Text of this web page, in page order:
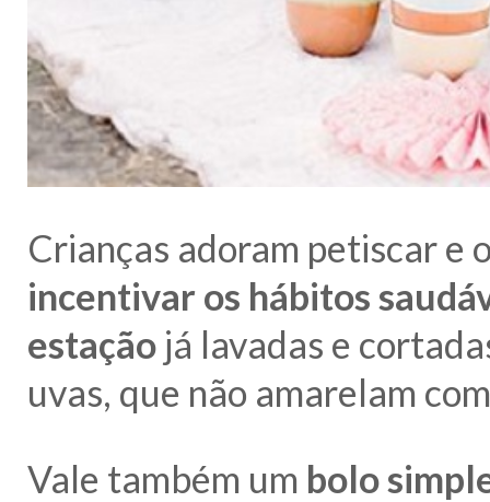
Crianças adoram petiscar e
incentivar os hábitos
estação já lavadas e
uvas, que não amarelam
Vale também um bolo